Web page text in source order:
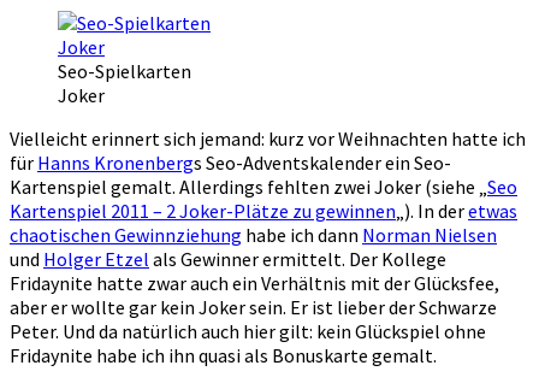
Fridaynite
Seo-Spielkarten
Joker
Vielleicht erinnert sich jemand: kurz vor Weihnachten hatte ich
für Hanns Kronenbergs Seo-Adventskalender ein Seo-
Kartenspiel gemalt. Allerdings fehlten zwei Joker (siehe „ Seo
Kartenspiel 2011 – 2 Joker-Plätze zu gewinnen „). In deretwas
chaotischen Gewinnziehung habe ich dann Norman Nielsen
und Holger Etzel als Gewinner ermittelt. Der Kollege
Fridaynite hatte zwar auch ein Verhältnis mit der Glücksfee,
aber er wollte gar kein Joker sein. Er ist lieber der Schwarze
Peter. Und da natürlich auch hier gilt: kein Glückspiel ohne
Fridaynite habe ich ihn quasi als Bonuskarte gemalt.